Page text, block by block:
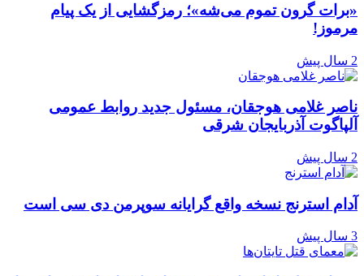
«برات گرون تموم می‌شه»؛ رمزگشایی از یک پیام
مرموز!
2 سال پیش
ناصر غلامی هوجقان، مسئول جدید روابط عمومی
آلپاگوت آذربایجان شرقی
2 سال پیش
آدام استرنج نسخه واقع گرایانه سوپرمن دی سی است
3 سال پیش